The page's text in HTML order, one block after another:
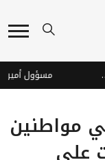
مواطنين
على